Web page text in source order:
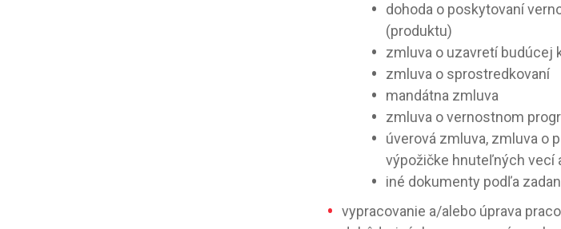
dohoda o poskytovaní
(produktu)
zmluva o uzavretí budúcej
zmluva o sprostredkovaní
mandátna zmluva
zmluva o vernostnom
úverová zmluva, zmluva o
výpožičke hnuteľných vecí
iné dokumenty podľa
vypracovanie a/alebo úprava